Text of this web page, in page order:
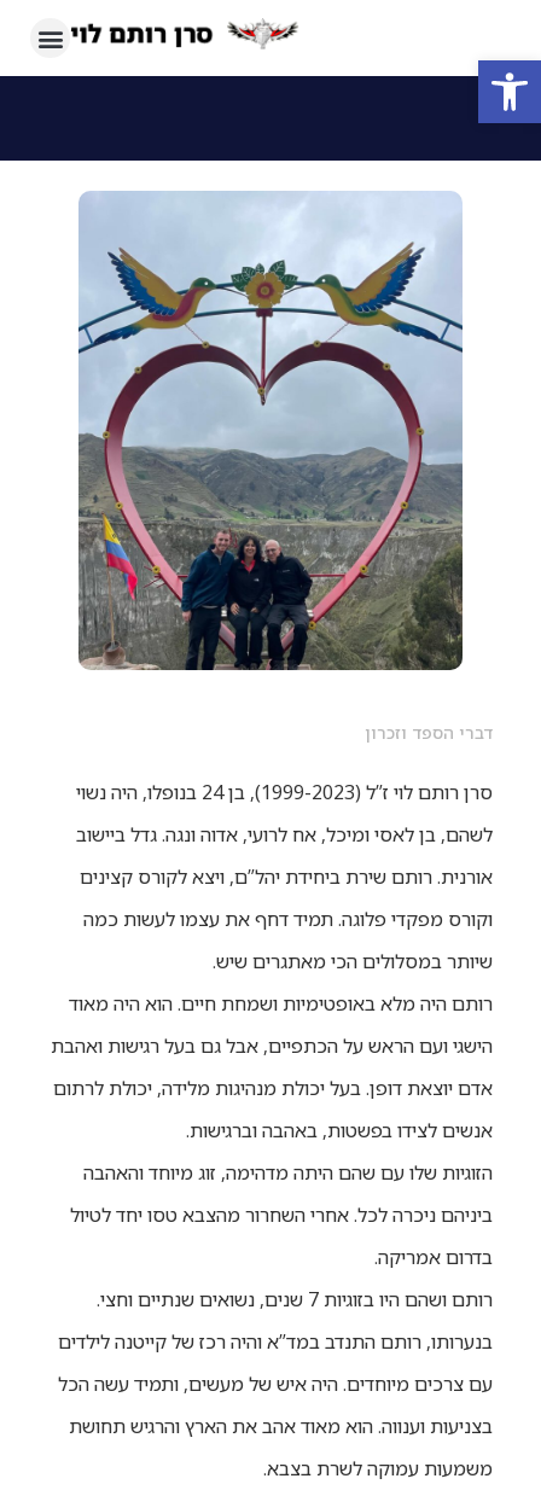
פתח סרגל נגישות
דברי הספד וזכרון
סרן רותם לוי ז”ל (1999-2023), בן 24 בנופלו, היה נשוי
לשהם, בן לאסי ומיכל, אח לרועי, אדוה ונגה. גדל ביישוב
אורנית. רותם שירת ביחידת יהל”ם, ויצא לקורס קצינים
וקורס מפקדי פלוגה. תמיד דחף את עצמו לעשות כמה
שיותר במסלולים הכי מאתגרים שיש.
רותם היה מלא באופטימיות ושמחת חיים. הוא היה מאוד
הישגי ועם הראש על הכתפיים, אבל גם בעל רגישות ואהבת
אדם יוצאת דופן. בעל יכולת מנהיגות מלידה, יכולת לרתום
אנשים לצידו בפשטות, באהבה וברגישות.
הזוגיות שלו עם שהם היתה מדהימה, זוג מיוחד והאהבה
ביניהם ניכרה לכל. אחרי השחרור מהצבא טסו יחד לטיול
בדרום אמריקה.
רותם ושהם היו בזוגיות 7 שנים, נשואים שנתיים וחצי.
בנערותו, רותם התנדב במד”א והיה רכז של קייטנה לילדים
עם צרכים מיוחדים. היה איש של מעשים, ותמיד עשה הכל
בצניעות וענווה. הוא מאוד אהב את הארץ והרגיש תחושת
משמעות עמוקה לשרת בצבא.